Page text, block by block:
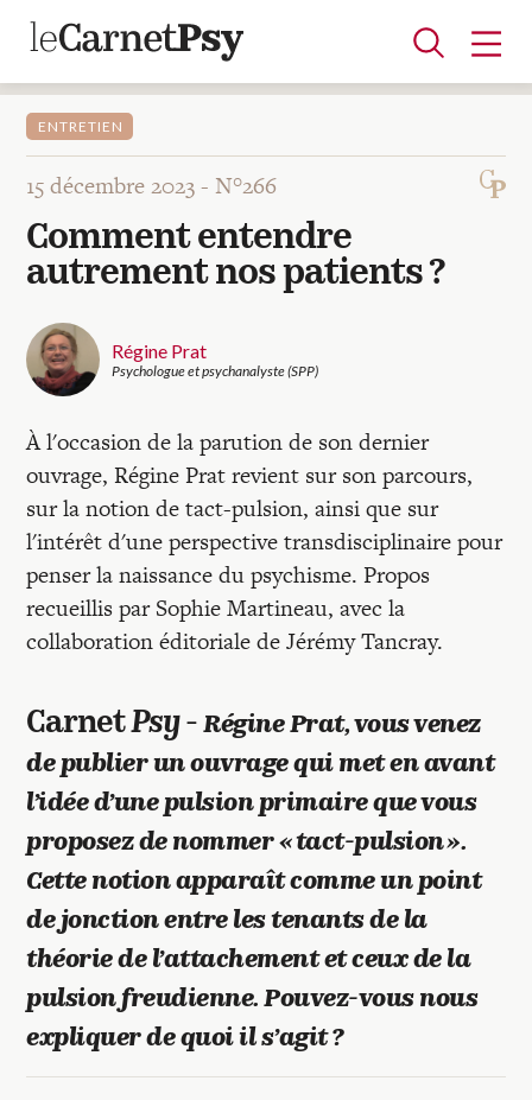
Articles
A la une
Adolescence
Dispositif
Enfance
Périnatalité
Psychanalyse
Psychopathologie
Soin
Dossiers
Auteurs
Blocs-notes
Recherches
Entretiens
Revues
Colloque
Mon panier
Mon compte
ENTRETIEN
15 décembre 2023 -N°266
Comment entendre
autrement nos patients ?
Régine Prat
Psychologue et psychanalyste (SPP)
À l'occasion de la parution de son dernier
ouvrage, Régine Prat revient sur son parcours,
sur la notion de tact-pulsion, ainsi que sur
l'intérêt d'une perspective transdisciplinaire pour
penser la naissance du psychisme. Propos
recueillis par Sophie Martineau, avec la
collaboration éditoriale de Jérémy Tancray.
CarnetPsy-Régine Prat, vous venez
de publier un ouvrage qui met en avant
l’idée d’une pulsion primaire que vous
proposez de nommer « tact-pulsion ».
Cette notion apparaît comme un point
de jonction entre les tenants de la
théorie de l’attachement et ceux de la
pulsion freudienne. Pouvez-vous nous
expliquer de quoi il s’agit ?